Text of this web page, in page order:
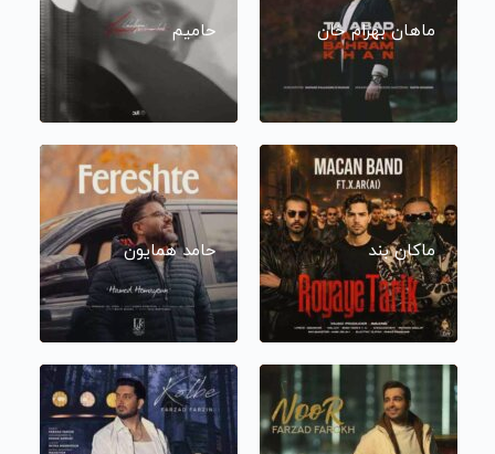
ماهان بهرام خان حامیم
ماکان بند حامد همایون